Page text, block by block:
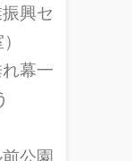
興セ
幕一